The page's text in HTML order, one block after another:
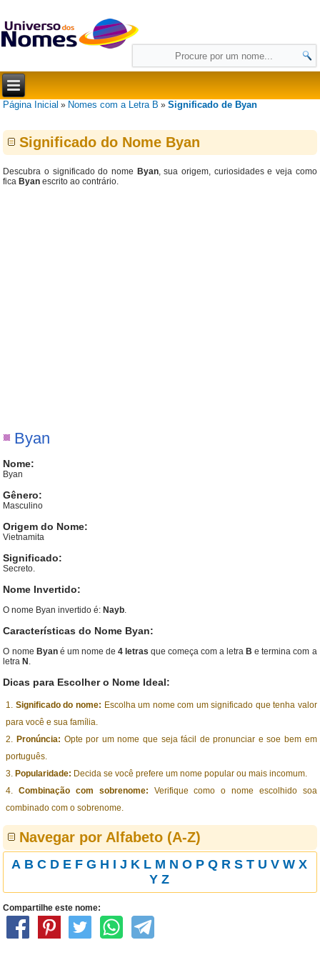
Página Inicial » Nomes com a Letra B »Significado de Byan
Significado do Nome Byan
Descubra o significado do nome Byan, sua origem, curiosidades e veja como
fica Byan escrito ao contrário.
Byan
Nome:
Byan
Gênero:
Masculino
Origem do Nome:
Vietnamita
Significado:
Secreto.
Nome Invertido:
O nome Byan invertido é: Nayb.
Características do Nome Byan:
O nome Byané um nome de 4 letras que começa com a letra B e termina com a
letra N .
Dicas para Escolher o Nome Ideal:
Significado do nome: Escolha um nome com um significado que tenha valor
para você e sua família.
Pronúncia: Opte por um nome que seja fácil de pronunciar e soe bem em
português.
Popularidade: Decida se você prefere um nome popular ou mais incomum.
Combinação com sobrenome: Verifique como o nome escolhido soa
combinado com o sobrenome.
Navegar por Alfabeto (A-Z)
A B C D E F G H I J K L M N O P Q R S T U V W X
Y Z
Compartilhe este nome: